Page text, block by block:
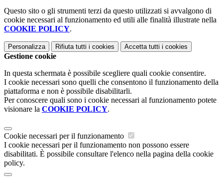
Questo sito o gli strumenti terzi da questo utilizzati si avvalgono di
cookie necessari al funzionamento ed utili alle finalità illustrate nella
COOKIE POLICY.
Personalizza Rifiuta tutti i cookies Accetta tutti i cookies
Gestione cookie
In questa schermata è possibile scegliere quali cookie consentire.
I cookie necessari sono quelli che consentono il funzionamento della
piattaforma e non è possibile disabilitarli.
Per conoscere quali sono i cookie necessari al funzionamento potete
visionare la COOKIE POLICY.
Cookie necessari per il funzionamento
I cookie necessari per il funzionamento non possono essere
disabilitati. È possibile consultare l'elenco nella pagina della cookie
policy.